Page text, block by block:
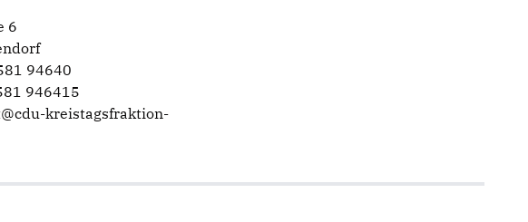
6
94640
946415
kreistagsfraktion-